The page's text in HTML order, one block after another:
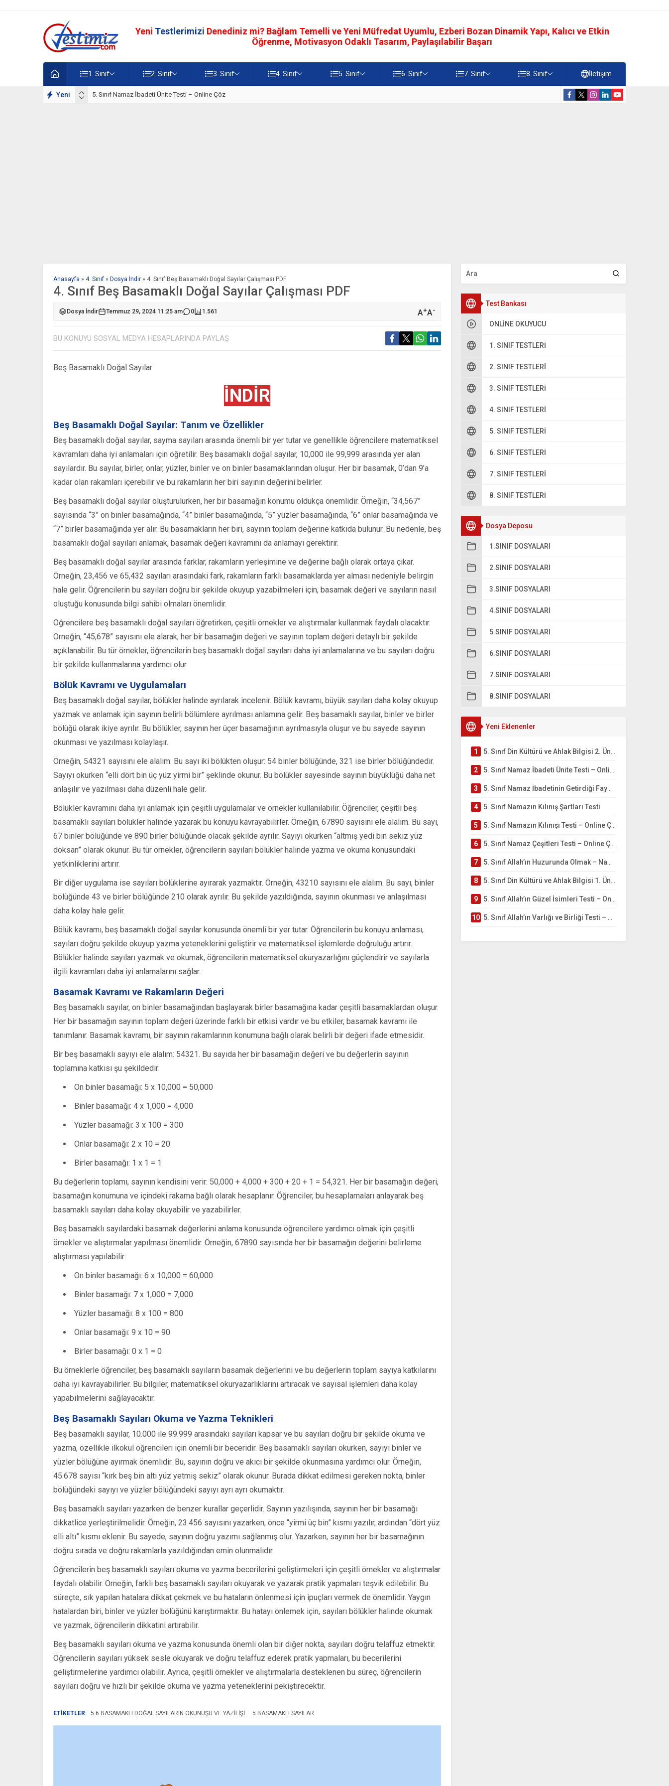
Yeni Testlerimizi Denediniz mi? Bağlam Temelli ve Yeni Müfredat Uyumlu, Ezberi Bozan Dinamik Yapı, Kalıcı ve Etkin
Öğrenme, Motivasyon Odaklı Tasarım, Paylaşılabilir Başarı
1. Sınıf 2. Sınıf 3. Sınıf 4. Sınıf 5. Sınıf 6. Sınıf 7. Sınıf 8. Sınıf İletişim
Yeni 5. Sınıf Namaz İbadeti Ünite Testi – Online Çöz
Test Bankası
ONLINE OKUYUCU
1. SINIF TESTLERI
2. SINIF TESTLERI
3. SINIF TESTLERI
4. SINIF TESTLERI
5. SINIF TESTLERI
6. SINIF TESTLERI
7. SINIF TESTLERI
8. SINIF TESTLERI
Dosya Deposu
1.SINIF DOSYALARI
2.SINIF DOSYALARI
3.SINIF DOSYALARI
4.SINIF DOSYALARI
5.SINIF DOSYALARI
6.SINIF DOSYALARI
7.SINIF DOSYALARI
8.SINIF DOSYALARI
Yeni Eklenenler
1 5. Sınıf Din Kültürü ve Ahlak Bilgisi 2. Ünite: Namaz İbadeti Çalışmaları
2 5. Sınıf Namaz İbadeti Ünite Testi – Online Çöz
3 5. Sınıf Namaz İbadetinin Getirdiği Faydalar Testi
4 5. Sınıf Namazın Kılınış Şartları Testi
5 5. Sınıf Namazın Kılınışı Testi – Online Çöz
6 5. Sınıf Namaz Çeşitleri Testi – Online Çöz
7 5. Sınıf Allah’ın Huzurunda Olmak – Namaz İbadeti Testi
8 5. Sınıf Din Kültürü ve Ahlak Bilgisi 1. Ünite: Allah İnancı Çalışmaları
9 5. Sınıf Allah’ın Güzel İsimleri Testi – Online Çöz
10 5. Sınıf Allah’ın Varlığı ve Birliği Testi – Online Çöz
Anasayfa » 4. Sınıf » Dosya İndir » 4. Sınıf Beş Basamaklı Doğal Sayılar Çalışması PDF
4. Sınıf Beş Basamaklı Doğal Sayılar Çalışması PDF
Dosya İndir Temmuz 29, 2024 11:25 am 0 1.561 A+A-
BU KONUYU SOSYAL MEDYA HESAPLARINDA PAYLAŞ
Beş Basamaklı Doğal Sayılar
İNDİR
Beş Basamaklı Doğal Sayılar: Tanım ve Özellikler
Beş basamaklı doğal sayılar, sayma sayıları arasında önemli bir yer tutar ve genellikle öğrencilere matematiksel
kavramları daha iyi anlamaları için öğretilir. Beş basamaklı doğal sayılar, 10,000 ile 99,999 arasında yer alan
sayılardır. Bu sayılar, birler, onlar, yüzler, binler ve on binler basamaklarından oluşur. Her bir basamak, 0’dan 9’a
kadar olan rakamları içerebilir ve bu rakamların her biri sayının değerini belirler.
Beş basamaklı doğal sayılar oluşturulurken, her bir basamağın konumu oldukça önemlidir. Örneğin, “34,567”
sayısında “3” on binler basamağında, “4” binler basamağında, “5” yüzler basamağında, “6” onlar basamağında ve
“7” birler basamağında yer alır. Bu basamakların her biri, sayının toplam değerine katkıda bulunur. Bu nedenle, beş
basamaklı doğal sayıları anlamak, basamak değeri kavramını da anlamayı gerektirir.
Beş basamaklı doğal sayılar arasında farklar, rakamların yerleşimine ve değerine bağlı olarak ortaya çıkar.
Örneğin, 23,456 ve 65,432 sayıları arasındaki fark, rakamların farklı basamaklarda yer alması nedeniyle belirgin
hale gelir. Öğrencilerin bu sayıları doğru bir şekilde okuyup yazabilmeleri için, basamak değeri ve sayıların nasıl
oluştuğu konusunda bilgi sahibi olmaları önemlidir.
Öğrencilere beş basamaklı doğal sayıları öğretirken, çeşitli örnekler ve alıştırmalar kullanmak faydalı olacaktır.
Örneğin, “45,678” sayısını ele alarak, her bir basamağın değeri ve sayının toplam değeri detaylı bir şekilde
açıklanabilir. Bu tür örnekler, öğrencilerin beş basamaklı doğal sayıları daha iyi anlamalarına ve bu sayıları doğru
bir şekilde kullanmalarına yardımcı olur.
Bölük Kavramı ve Uygulamaları
Beş basamaklı doğal sayılar, bölükler halinde ayrılarak incelenir. Bölük kavramı, büyük sayıları daha kolay okuyup
yazmak ve anlamak için sayının belirli bölümlere ayrılması anlamına gelir. Beş basamaklı sayılar, binler ve birler
bölüğü olarak ikiye ayrılır. Bu bölükler, sayının her üçer basamağının ayrılmasıyla oluşur ve bu sayede sayının
okunması ve yazılması kolaylaşır.
Örneğin, 54321 sayısını ele alalım. Bu sayı iki bölükten oluşur: 54 binler bölüğünde, 321 ise birler bölüğündedir.
Sayıyı okurken “elli dört bin üç yüz yirmi bir” şeklinde okunur. Bu bölükler sayesinde sayının büyüklüğü daha net
anlaşılır ve yazılması daha düzenli hale gelir.
Bölükler kavramını daha iyi anlamak için çeşitli uygulamalar ve örnekler kullanılabilir. Öğrenciler, çeşitli beş
basamaklı sayıları bölükler halinde yazarak bu konuyu kavrayabilirler. Örneğin, 67890 sayısını ele alalım. Bu sayı,
67 binler bölüğünde ve 890 birler bölüğünde olacak şekilde ayrılır. Sayıyı okurken “altmış yedi bin sekiz yüz
doksan” olarak okunur. Bu tür örnekler, öğrencilerin sayıları bölükler halinde yazma ve okuma konusundaki
yetkinliklerini artırır.
Bir diğer uygulama ise sayıları bölüklerine ayırarak yazmaktır. Örneğin, 43210 sayısını ele alalım. Bu sayı, binler
bölüğünde 43 ve birler bölüğünde 210 olarak ayrılır. Bu şekilde yazıldığında, sayının okunması ve anlaşılması
daha kolay hale gelir.
Bölük kavramı, beş basamaklı doğal sayılar konusunda önemli bir yer tutar. Öğrencilerin bu konuyu anlaması,
sayıları doğru şekilde okuyup yazma yeteneklerini geliştirir ve matematiksel işlemlerde doğruluğu artırır.
Bölükler halinde sayıları yazmak ve okumak, öğrencilerin matematiksel okuryazarlığını güçlendirir ve sayılarla
ilgili kavramları daha iyi anlamalarını sağlar.
Basamak Kavramı ve Rakamların Değeri
Beş basamaklı sayılar, on binler basamağından başlayarak birler basamağına kadar çeşitli basamaklardan oluşur.
Her bir basamağın sayının toplam değeri üzerinde farklı bir etkisi vardır ve bu etkiler, basamak kavramı ile
tanımlanır. Basamak kavramı, bir sayının rakamlarının konumuna bağlı olarak belirli bir değeri ifade etmesidir.
Bir beş basamaklı sayıyı ele alalım: 54321. Bu sayıda her bir basamağın değeri ve bu değerlerin sayının
toplamına katkısı şu şekildedir:
On binler basamağı: 5 x 10,000 = 50,000
Binler basamağı: 4 x 1,000 = 4,000
Yüzler basamağı: 3 x 100 = 300
Onlar basamağı: 2 x 10 = 20
Birler basamağı: 1 x 1 = 1
Bu değerlerin toplamı, sayının kendisini verir: 50,000 + 4,000 + 300 + 20 + 1 = 54,321. Her bir basamağın değeri,
basamağın konumuna ve içindeki rakama bağlı olarak hesaplanır. Öğrenciler, bu hesaplamaları anlayarak beş
basamaklı sayıları daha kolay okuyabilir ve yazabilirler.
Beş basamaklı sayılardaki basamak değerlerini anlama konusunda öğrencilere yardımcı olmak için çeşitli
örnekler ve alıştırmalar yapılması önemlidir. Örneğin, 67890 sayısında her bir basamağın değerini belirleme
alıştırması yapılabilir:
On binler basamağı: 6 x 10,000 = 60,000
Binler basamağı: 7 x 1,000 = 7,000
Yüzler basamağı: 8 x 100 = 800
Onlar basamağı: 9 x 10 = 90
Birler basamağı: 0 x 1 = 0
Bu örneklerle öğrenciler, beş basamaklı sayıların basamak değerlerini ve bu değerlerin toplam sayıya katkılarını
daha iyi kavrayabilirler. Bu bilgiler, matematiksel okuryazarlıklarını artıracak ve sayısal işlemleri daha kolay
yapabilmelerini sağlayacaktır.
Beş Basamaklı Sayıları Okuma ve Yazma Teknikleri
Beş basamaklı sayılar, 10.000 ile 99.999 arasındaki sayıları kapsar ve bu sayıları doğru bir şekilde okuma ve
yazma, özellikle ilkokul öğrencileri için önemli bir beceridir. Beş basamaklı sayıları okurken, sayıyı binler ve
yüzler bölüğüne ayırmak önemlidir. Bu, sayının doğru ve akıcı bir şekilde okunmasına yardımcı olur. Örneğin,
45.678 sayısı “kırk beş bin altı yüz yetmiş sekiz” olarak okunur. Burada dikkat edilmesi gereken nokta, binler
bölüğündeki sayıyı ve yüzler bölüğündeki sayıyı ayrı ayrı okumaktır.
Beş basamaklı sayıları yazarken de benzer kurallar geçerlidir. Sayının yazılışında, sayının her bir basamağı
dikkatlice yerleştirilmelidir. Örneğin, 23.456 sayısını yazarken, önce “yirmi üç bin” kısmı yazılır, ardından “dört yüz
elli altı” kısmı eklenir. Bu sayede, sayının doğru yazımı sağlanmış olur. Yazarken, sayının her bir basamağının
doğru sırada ve doğru rakamlarla yazıldığından emin olunmalıdır.
Öğrencilerin beş basamaklı sayıları okuma ve yazma becerilerini geliştirmeleri için çeşitli örnekler ve alıştırmalar
faydalı olabilir. Örneğin, farklı beş basamaklı sayıları okuyarak ve yazarak pratik yapmaları teşvik edilebilir. Bu
süreçte, sık yapılan hatalara dikkat çekmek ve bu hataların önlenmesi için ipuçları vermek de önemlidir. Yaygın
hatalardan biri, binler ve yüzler bölüğünü karıştırmaktır. Bu hatayı önlemek için, sayıları bölükler halinde okumak
ve yazmak, öğrencilerin dikkatini artırabilir.
Beş basamaklı sayıları okuma ve yazma konusunda önemli olan bir diğer nokta, sayıları doğru telaffuz etmektir.
Öğrencilerin sayıları yüksek sesle okuyarak ve doğru telaffuz ederek pratik yapmaları, bu becerilerini
geliştirmelerine yardımcı olabilir. Ayrıca, çeşitli örnekler ve alıştırmalarla desteklenen bu süreç, öğrencilerin
sayıları doğru ve hızlı bir şekilde okuma ve yazma yeteneklerini pekiştirecektir.
ETİKETLER: 5 6 BASAMAKLI DOĞAL SAYILARIN OKUNUŞU VE YAZILIŞI 5 BASAMAKLI SAYILAR